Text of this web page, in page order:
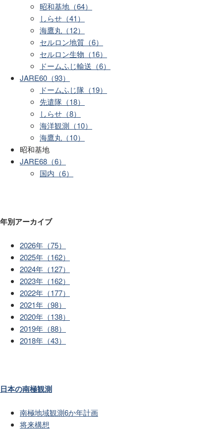
昭和基地（64）
しらせ（41）
海鷹丸（12）
セルロン地質（6）
セルロン生物（16）
ドームふじ輸送（6）
JARE60（93）
ドームふじ隊（19）
先遣隊（18）
しらせ（8）
海洋観測（10）
海鷹丸（10）
昭和基地
JARE68（6）
国内（6）
年別アーカイブ
2026年（75）
2025年（162）
2024年（127）
2023年（162）
2022年（177）
2021年（98）
2020年（138）
2019年（88）
2018年（43）
日本の南極観測
南極地域観測6か年計画
将来構想